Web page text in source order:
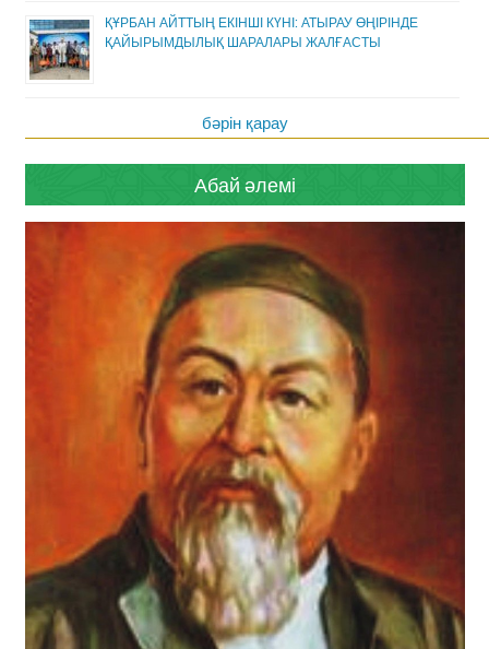
ҚҰРБАН АЙТТЫҢ ЕКІНШІ КҮНІ: АТЫРАУ ӨҢІРІНДЕ
ҚАЙЫРЫМДЫЛЫҚ ШАРАЛАРЫ ЖАЛҒАСТЫ
бәрін қарау
Абай әлемі